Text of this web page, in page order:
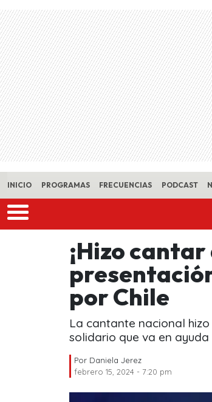
Skip to main content
INICIO PROGRAMAS FRECUENCIAS PODCAST
¡Hizo
por Chile
La cantante nacional
solidario que va en
Por Daniela Jerez
febrero 15, 2024 - 7:20 pm